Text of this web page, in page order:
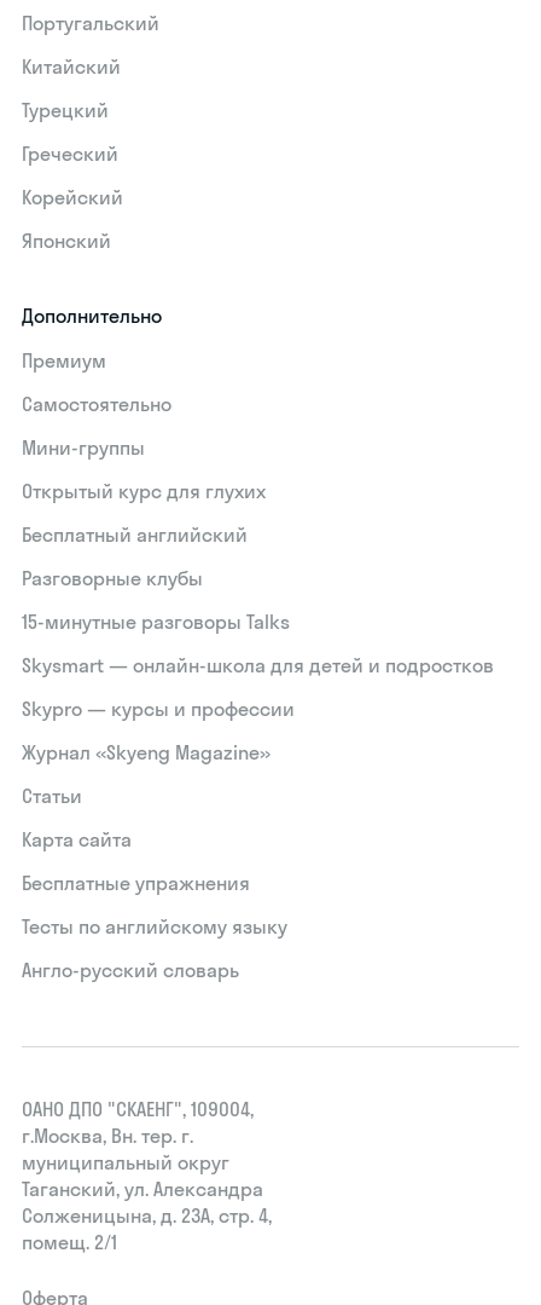
Португальский
Китайский
Турецкий
Греческий
Корейский
Японский
Дополнительно
Премиум
Самостоятельно
Мини-группы
Открытый курс для глухих
Бесплатный английский
Разговорные клубы
15‑минутные разговоры Talks
Skysmart — онлайн-школа для детей и подростков
Skypro — курсы и профессии
Журнал «Skyeng Magazine»
Статьи
Карта сайта
Бесплатные упражнения
Тесты по английскому языку
Англо-русский словарь
ОАНО ДПО "СКАЕНГ", 109004,
г.Москва, Вн. тер. г.
муниципальный округ
Таганский, ул. Александра
Солженицына, д. 23А, стр. 4,
помещ. 2/1
Оферта